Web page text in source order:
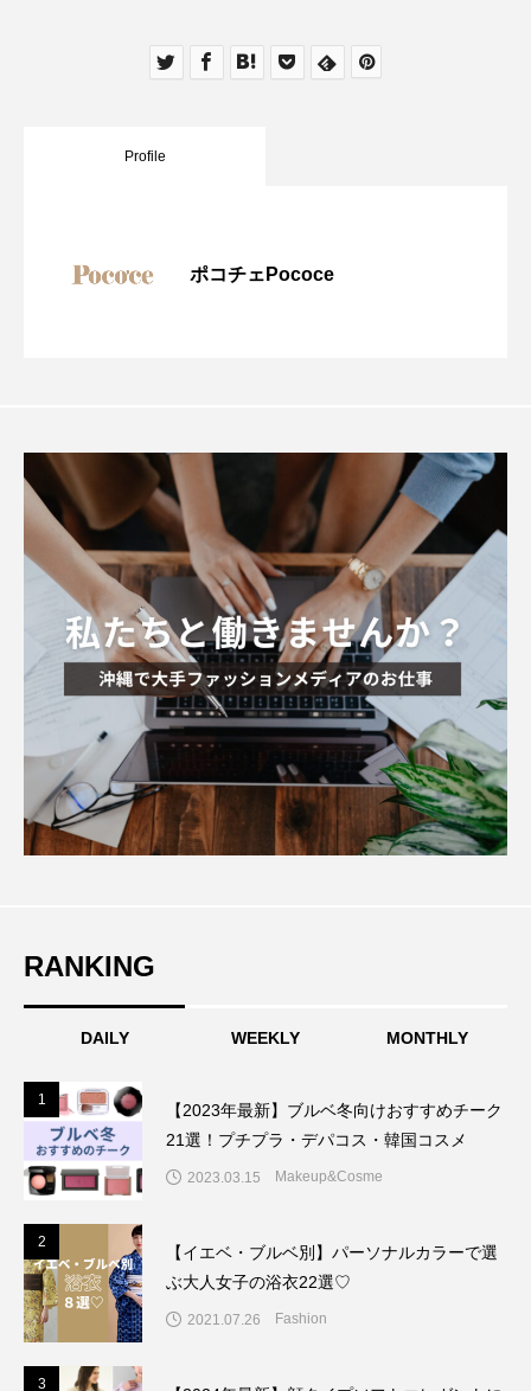
Profile
ポコチェPococe
RANKING
DAILY WEEKLY MONTHLY
1
【2023年最新】ブルベ冬向けおすすめチーク
21選！プチプラ・デパコス・韓国コスメ
2023.03.15 Makeup&Cosme
2
【イエベ・ブルベ別】パーソナルカラーで選
ぶ大人女子の浴衣22選♡
2021.07.26 Fashion
3